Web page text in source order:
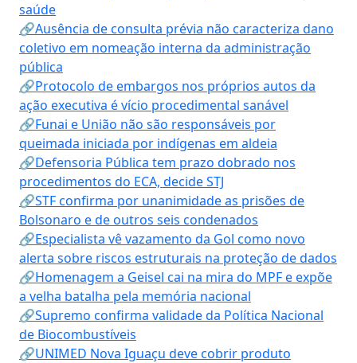
saúde
🔗Ausência de consulta prévia não caracteriza dano
coletivo em nomeação interna da administração
pública
🔗Protocolo de embargos nos próprios autos da
ação executiva é vício procedimental sanável
🔗Funai e União não são responsáveis por
queimada iniciada por indígenas em aldeia
🔗Defensoria Pública tem prazo dobrado nos
procedimentos do ECA, decide STJ
🔗STF confirma por unanimidade as prisões de
Bolsonaro e de outros seis condenados
🔗Especialista vê vazamento da Gol como novo
alerta sobre riscos estruturais na proteção de dados
🔗Homenagem a Geisel cai na mira do MPF e expõe
a velha batalha pela memória nacional
🔗Supremo confirma validade da Política Nacional
de Biocombustíveis
🔗UNIMED Nova Iguaçu deve cobrir produto